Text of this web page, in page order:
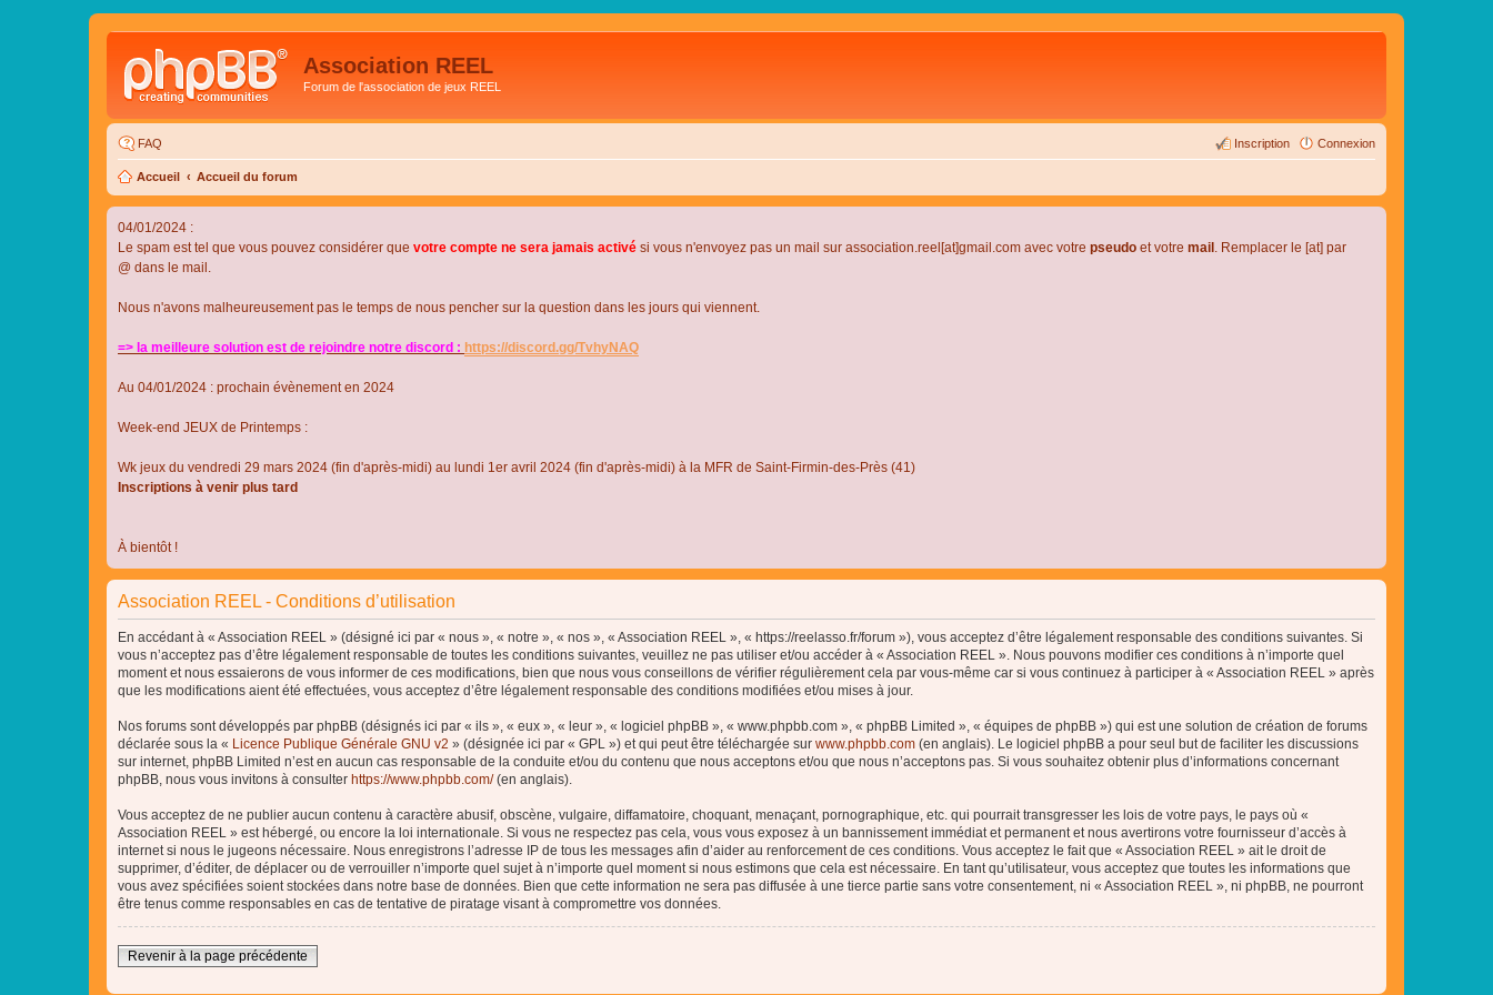
Association REEL
Forum de l'association de jeux REEL
FAQ Connexion
Inscription
Accueil Accueil du forum
04/01/2024 :
Le spam est tel que vous pouvez considérer que votre compte ne sera jamais activé si vous n'envoyez pas un mail sur association.reel[at]gmail.com avec votre pseudo et votre mail . Remplacer le [at] par
@ dans le mail.
Nous n'avons malheureusement pas le temps de nous pencher sur la question dans les jours qui viennent.
=> la meilleure solution est de rejoindre notre discord : https://discord.gg/TvhyNAQ
Au 04/01/2024 : prochain évènement en 2024
Week-end JEUX de Printemps :
Wk jeux du vendredi 29 mars 2024 (fin d'après-midi) au lundi 1er avril 2024 (fin d'après-midi) à la MFR de Saint-Firmin-des-Près (41)
Inscriptions à venir plus tard
À bientôt !
Association REEL - Conditions d’utilisation
En accédant à « Association REEL » (désigné ici par « nous », « notre », « nos », « Association REEL », « https://reelasso.fr/forum »), vous acceptez d’être légalement responsable des conditions suivantes. Si
vous n’acceptez pas d’être légalement responsable de toutes les conditions suivantes, veuillez ne pas utiliser et/ou accéder à « Association REEL ». Nous pouvons modifier ces conditions à n’importe quel
moment et nous essaierons de vous informer de ces modifications, bien que nous vous conseillons de vérifier régulièrement cela par vous-même car si vous continuez à participer à « Association REEL » après
que les modifications aient été effectuées, vous acceptez d’être légalement responsable des conditions modifiées et/ou mises à jour.
Nos forums sont développés par phpBB (désignés ici par « ils », « eux », « leur », « logiciel phpBB », « www.phpbb.com », « phpBB Limited », « équipes de phpBB ») qui est une solution de création de forums
déclarée sous la « Licence Publique Générale GNU v2 » (désignée ici par « GPL ») et qui peut être téléchargée sur www.phpbb.com (en anglais). Le logiciel phpBB a pour seul but de faciliter les discussions
sur internet, phpBB Limited n’est en aucun cas responsable de la conduite et/ou du contenu que nous acceptons et/ou que nous n’acceptons pas. Si vous souhaitez obtenir plus d’informations concernant
phpBB, nous vous invitons à consulter https://www.phpbb.com/(en anglais).
Vous acceptez de ne publier aucun contenu à caractère abusif, obscène, vulgaire, diffamatoire, choquant, menaçant, pornographique, etc. qui pourrait transgresser les lois de votre pays, le pays où «
Association REEL » est hébergé, ou encore la loi internationale. Si vous ne respectez pas cela, vous vous exposez à un bannissement immédiat et permanent et nous avertirons votre fournisseur d’accès à
internet si nous le jugeons nécessaire. Nous enregistrons l’adresse IP de tous les messages afin d’aider au renforcement de ces conditions. Vous acceptez le fait que « Association REEL » ait le droit de
supprimer, d’éditer, de déplacer ou de verrouiller n’importe quel sujet à n’importe quel moment si nous estimons que cela est nécessaire. En tant qu’utilisateur, vous acceptez que toutes les informations que
vous avez spécifiées soient stockées dans notre base de données. Bien que cette information ne sera pas diffusée à une tierce partie sans votre consentement, ni « Association REEL », ni phpBB, ne pourront
être tenus comme responsables en cas de tentative de piratage visant à compromettre vos données.
Revenir à la page précédente